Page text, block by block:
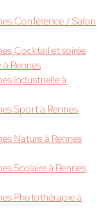
Conférence / Salon
Cocktail et soirée
Rennes
Industrielle à
Sport à Rennes
Nature à Rennes
Scolaire à Rennes
Photothérapie à